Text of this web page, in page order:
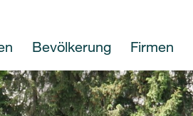
Bevölkerung Firmen